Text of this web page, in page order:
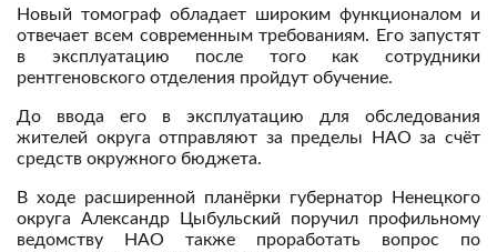
Новый томограф обладает широким функционалом и
отвечает всем современным требованиям. Его запустят
в эксплуатацию после того как сотрудники
рентгеновского отделения пройдут обучение.
До ввода его в эксплуатацию для обследования
жителей округа отправляют за пределы НАО за счёт
средств окружного бюджета.
В ходе расширенной планёрки губернатор Ненецкого
округа Александр Цыбульский поручил профильному
ведомству НАО также проработать вопрос по